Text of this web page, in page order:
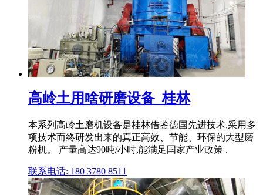
高岭土用啥研磨设备_桂林
本系列高岭土磨机设备是桂林借鉴德国先进技术,采用多
项技术而终研发出来的真正高效、节能、环保的大型磨
粉机。 产量高达90吨/小时,能满足国家产业政策 .
联系电话: 180 3780 8511